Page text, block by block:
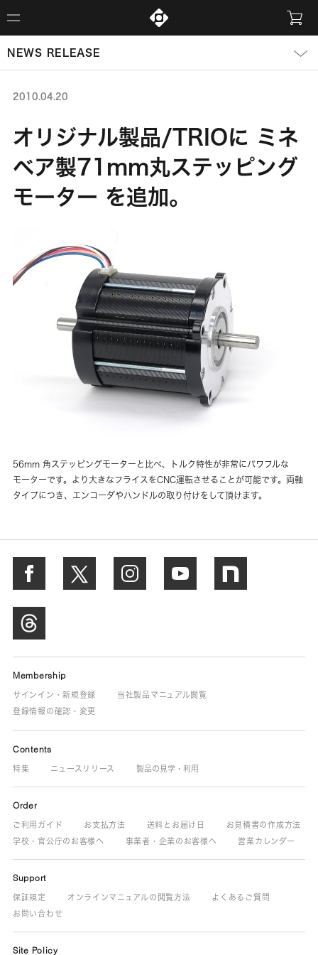
NEWS RELEASE
2010.04.20
オリジナル製品/TRIOに ミネ
ベア製71mm丸ステッピング
モーター を追加。
56mm 角ステッピングモーターと比べ、トルク特性が非常にパワフルな
モーターです。より大きなフライスをCNC運転させることが可能です。両軸
タイプにつき、エンコーダやハンドルの取り付けをして頂けます。
Membership
サインイン・新規登録
当社製品マニュアル閲覧
登録情報の確認・変更
Contents
特集 ニュースリリース 製品の見学・利用
Order
ご利用ガイド お支払方法 送料とお届け日
お見積書の作成方法
学校・官公庁のお客様へ
事業者・企業のお客様へ 営業カレンダー
Support
保証規定 オンラインマニュアルの閲覧方法
よくあるご質問
お問い合わせ
Site Policy